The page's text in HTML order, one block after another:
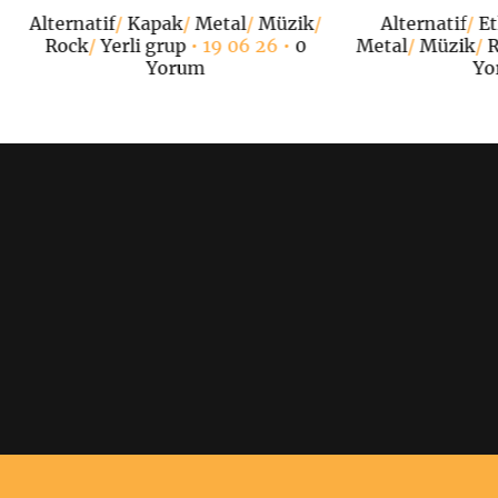
Alternatif/ Kapak/Metal/Müzik/
Rock/Yerli grup• 19 06 26 • 0
Yorum
Alternatif/
Metal/Müzik/